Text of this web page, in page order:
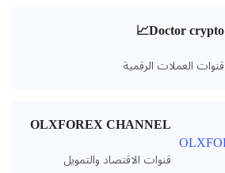
Doctor crypto📈
قنوات العملات الرقمية
OLXFOREX CHANNEL
قنوات الاقتصاد والتمويل